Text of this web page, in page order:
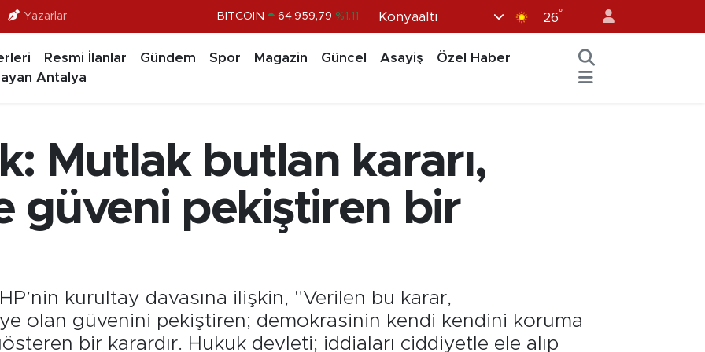
Yazarlar
DOLAR 47,7436 %0.18
EURO 55,2510 %0.32
BİST100
Konyaaltı 26°
Resmi İlanlar Gündem Spor Magazin Güncel Asayiş
Özel Haber
Antalya
Mutlak butlan kararı,
güveni pekiştiren bir
kurultay davasına ilişkin, "Verilen bu karar,
olan güvenini pekiştiren; demokrasinin kendi kendini koruma
bir karardır. Hukuk devleti; iddiaları ciddiyetle ele alıp